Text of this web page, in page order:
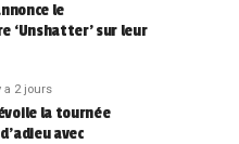
le
‘Unshatter’ sur leur
a 2 jours
la tournée
avec